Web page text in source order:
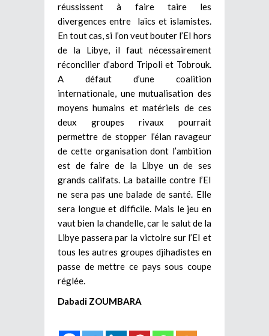
réussissent à faire taire les
divergences entre laïcs et islamistes.
En tout cas, si l’on veut bouter l’EI hors
de la Libye, il faut nécessairement
réconcilier d’abord Tripoli et Tobrouk.
A défaut d’une coalition
internationale, une mutualisation des
moyens humains et matériels de ces
deux groupes rivaux pourrait
permettre de stopper l’élan ravageur
de cette organisation dont l’ambition
est de faire de la Libye un de ses
grands califats. La bataille contre l’EI
ne sera pas une balade de santé. Elle
sera longue et difficile. Mais le jeu en
vaut bien la chandelle, car le salut de la
Libye passera par la victoire sur l’EI et
tous les autres groupes djihadistes en
passe de mettre ce pays sous coupe
réglée.
Dabadi ZOUMBARA